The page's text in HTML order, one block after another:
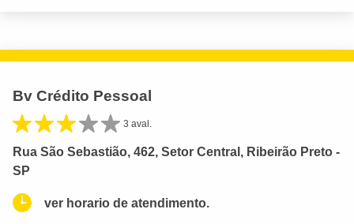
Bv Crédito Pessoal
3 aval.
Rua São Sebastião, 462, Setor Central, Ribeirão Preto -
SP
ver horario de atendimento.